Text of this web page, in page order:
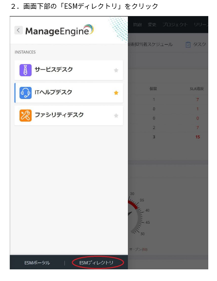
２．画面下部の「ESMディレクトリ」をクリック